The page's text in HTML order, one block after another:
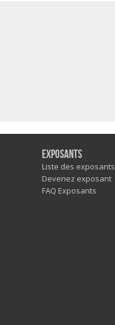
Exposants
Liste des exposants
Devenez exposant
FAQ Exposants